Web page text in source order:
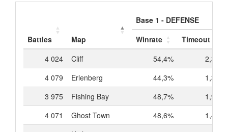
Battles Map
Base 1 - DEFENSE
Winrate
Timeout
4 024
Cliff 54,4%
2,3%
4 079
Erlenberg 44,3%
1,3%
3 975
Fishing Bay 48,7%
1,9%
4 071
Ghost Town 48,6%
1,4%